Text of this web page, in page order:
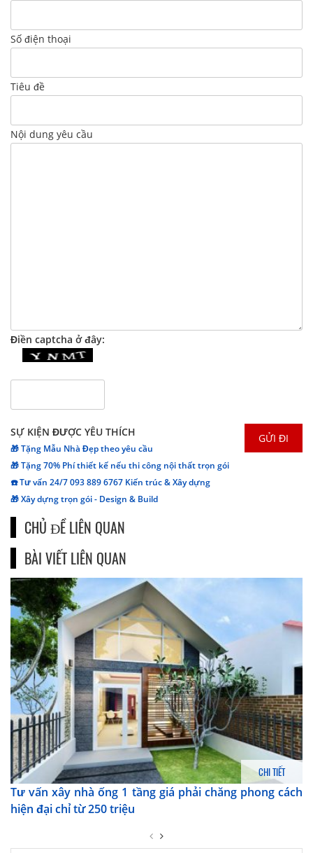
Số điện thoại
Tiêu đề
Nội dung yêu cầu
Điền captcha ở đây:
SỰ KIỆN ĐƯỢC YÊU THÍCH
🎁 Tặng Mẫu Nhà Đẹp theo yêu cầu
🎁 Tặng 70% Phí thiết kế nếu thi công nội thất trọn gói
☎️ Tư vấn 24/7 093 889 6767 Kiến trúc & Xây dựng
🎁 Xây dựng trọn gói - Design & Build
CHỦ ĐỀ LIÊN QUAN
BÀI VIẾT LIÊN QUAN
CHI TIẾT
Tư vấn xây nhà ống 1 tầng giá phải chăng phong cách
hiện đại chỉ từ 250 triệu